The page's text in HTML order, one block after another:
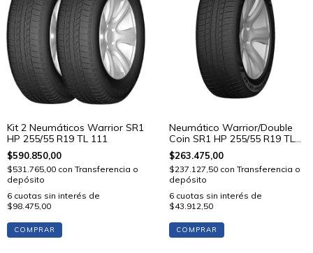
Kit 2 Neumáticos Warrior SR1
HP 255/55 R19 TL 111
$590.850,00
$531.765,00 con Transferencia o
depósito
6 cuotas sin interés de
$98.475,00
COMPRAR
Neumático Warrior/Double
Coin SR1 HP 255/55 R19 TL
111 V
$263.475,00
$237.127,50 con Transferencia o
depósito
6 cuotas sin interés de
$43.912,50
COMPRAR